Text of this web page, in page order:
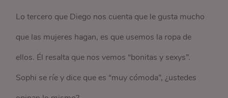
Lo tercero que Diego nos cuenta que le gusta mucho
que las mujeres hagan, es que usemos la ropa de
ellos. Él resalta que nos vemos “bonitas y sexys”.
Sophi se ríe y dice que es “muy cómoda”, ¿ustedes